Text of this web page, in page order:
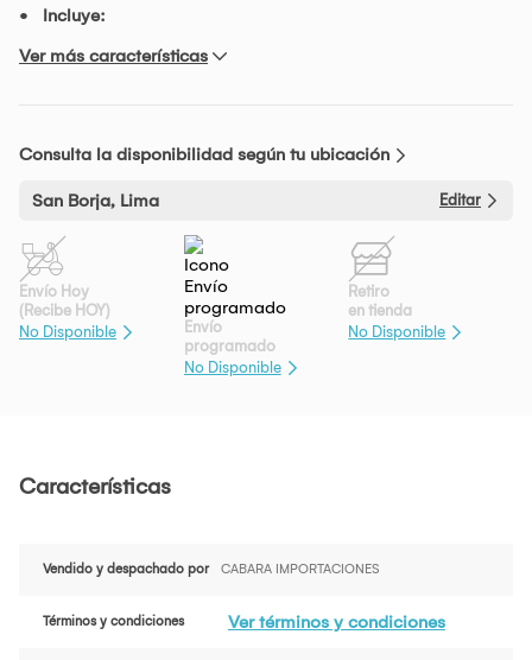
Incluye:
Ver más características
Consulta la disponibilidad según tu ubicación
San Borja, Lima Editar
Envío Hoy
(Recibe HOY)
No Disponible
Envío
programado
No Disponible
Retiro
en tienda
No Disponible
Características
Vendido y despachado por CABARA IMPORTACIONES
Términos y condiciones Ver términos y condiciones